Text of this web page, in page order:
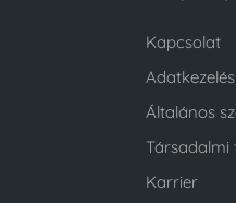
Kapcsolat
Általános
Társadalmi
Karrier